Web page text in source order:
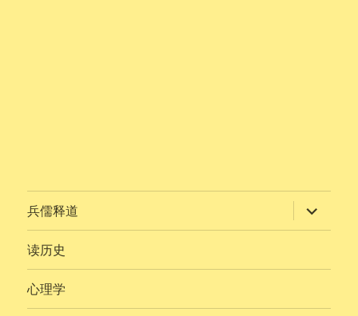
兵儒释道 展
开
子
读历史
心理学